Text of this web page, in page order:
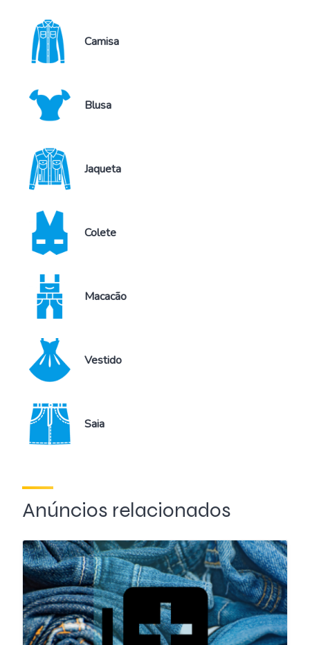
Camisa
Blusa
Jaqueta
Colete
Macacão
Vestido
Saia
Anúncios relacionados